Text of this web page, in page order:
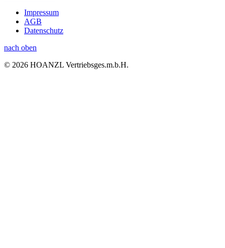
Impressum
AGB
Datenschutz
nach oben
© 2026 HOANZL Vertriebsges.m.b.H.